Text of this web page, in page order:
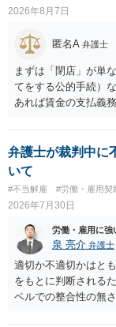
2026年8月7日
匿名A 弁護士
まずは「閉店」が単
てをする公的手続）
あれば賃金の支払義
しいかもしれません
支払われます。ただ
に、「独立行政法人
の立替事業を行って
談コーナー＞ TEL
7:00 に相談してみて
方がいれば一緒に相
弁護士が裁判中に
いて
#不当解雇 #労働・雇用契
2026年7月30日
労働・雇用に強
泉 亮介 弁護士
適切か不適切かはと
をもとに判断される
ベルでの整合性の無